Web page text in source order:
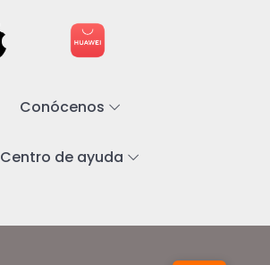
Conócenos
Centro de ayuda